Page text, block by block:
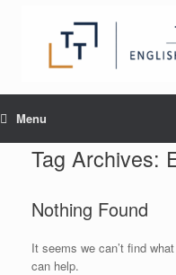
Menu
Tag Archives:
Nothing Found
It seems we can’t find
can help.